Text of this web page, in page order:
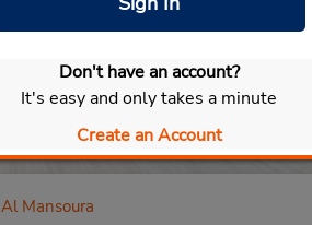
Seleccionar mi vehículo
Don't have an account?
It's easy and only takes a minute
Create an Account
Al Mansoura